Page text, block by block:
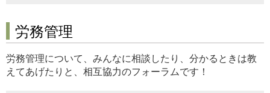
労務管理
労務管理について、みんなに相談したり、分かるときは教
えてあげたりと、相互協力のフォーラムです！